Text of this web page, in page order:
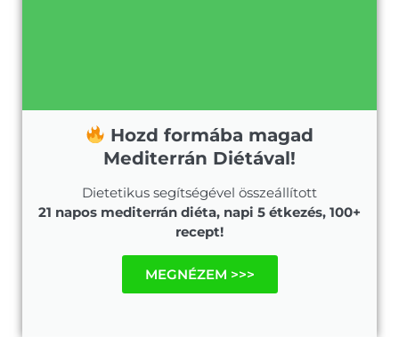
Hozd formába magad
Mediterrán Diétával!
Dietetikus segítségével összeállított
21 napos mediterrán diéta, napi 5 étkezés, 100+
recept!
MEGNÉZEM >>>